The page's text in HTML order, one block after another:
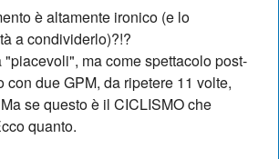
è altamente ironico (e lo
a condividerlo)?!?
ma come spettacolo post-
con due GPM, da ripetere 11 volte,
se questo è il CICLISMO che
quanto.